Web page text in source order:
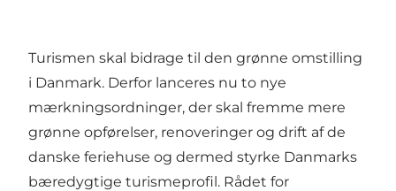
Turismen skal bidrage til den grønne omstilling
i Danmark. Derfor lanceres nu to nye
mærkningsordninger, der skal fremme mere
grønne opførelser, renoveringer og drift af de
danske feriehuse og dermed styrke Danmarks
bæredygtige turismeprofil. Rådet for